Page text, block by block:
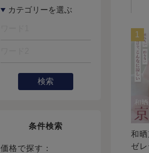
検索
条件検索
価格で探す：
1
和
ゼ